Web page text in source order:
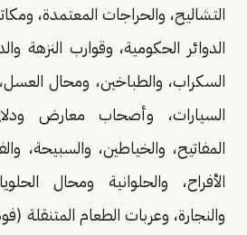
التشاليح، والحراجات المعتمدة،
الدوائر الحكومية، وقوارب النزهة
السكراب، والطباخين، ومحال
السيارات، وأصحاب معارض
المفاتيح، والخياطين، والسبيحة،
الأفراح، والحلوانية ومحال
والنجارة، وعربات الطعام المتنقلة